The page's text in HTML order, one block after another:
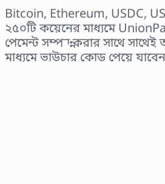
Bitcoin, Ethereum, USDC,
২৫০টি কয়েনের মাধ্যমে
পেমেন্ট সম্পন্ন করার সাথে
মাধ্যমে ভাউচার কোড পেয়ে